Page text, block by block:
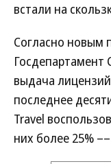
встали на
Согласно новым
выдача
последнее
Travel
них более 25%